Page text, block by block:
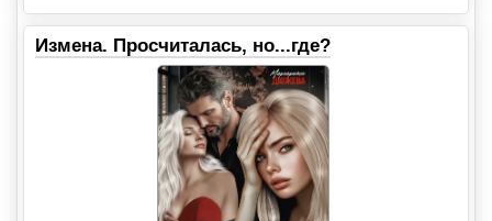
Измена. Просчиталась, но...где?